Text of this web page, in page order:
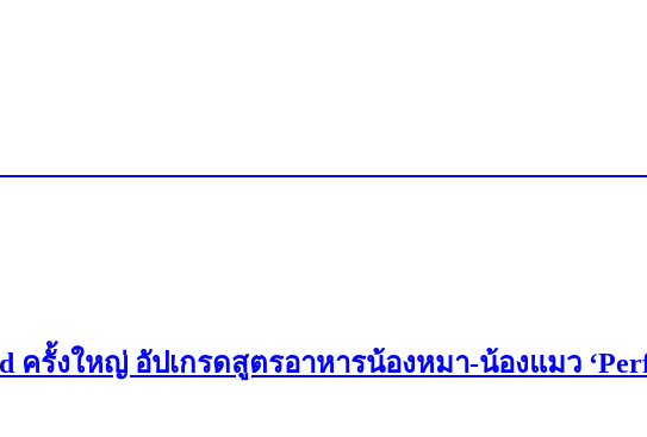
ครั้งใหญ่ อัปเกรดสูตรอาหารน้องหมา-น้องแมว